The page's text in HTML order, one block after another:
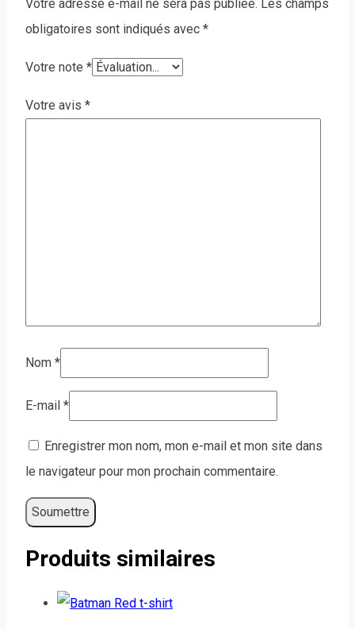
Votre adresse e-mail ne sera pas publiée. Les champs
obligatoires sont indiqués avec *
Votre note *
Votre avis *
Nom *
E-mail *
Enregistrer mon nom, mon e-mail et mon site dans
le navigateur pour mon prochain commentaire.
Produits similaires